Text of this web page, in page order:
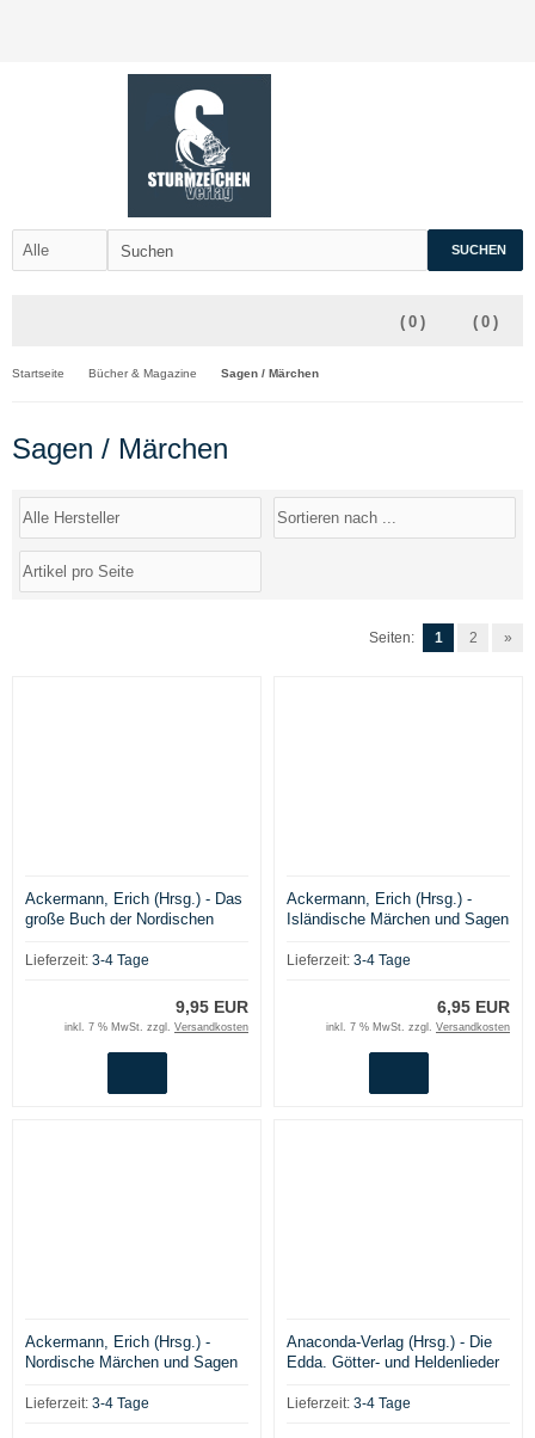
SUCHEN
( 0 )
( 0 )
Startseite Bücher & Magazine Sagen / Märchen
Sagen / Märchen
Seiten: 1 2 »
Ackermann, Erich (Hrsg.) - Das
große Buch der Nordischen
Lieferzeit: 3-4 Tage
9,95 EUR
inkl. 7 % MwSt. zzgl. Versandkosten
Ackermann, Erich (Hrsg.) -
Isländische Märchen und Sagen
Lieferzeit: 3-4 Tage
6,95 EUR
inkl. 7 % MwSt. zzgl. Versandkosten
Ackermann, Erich (Hrsg.) -
Nordische Märchen und Sagen
Lieferzeit: 3-4 Tage
Anaconda-Verlag (Hrsg.) - Die
Edda. Götter- und Heldenlieder
mit Goldprägung)
Lieferzeit: 3-4 Tage